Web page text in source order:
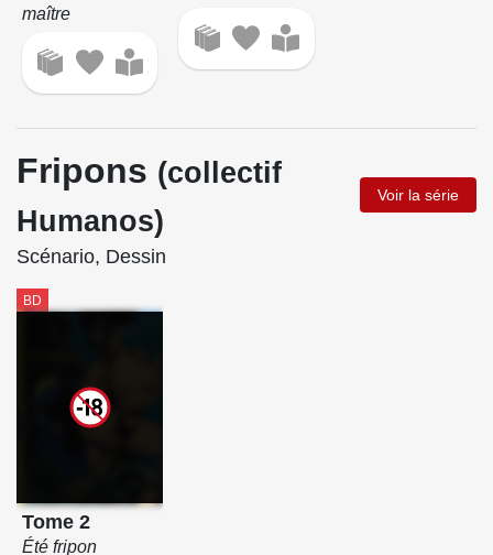
maître
Fripons (collectif
Humanos)
Voir la série
Scénario, Dessin
BD
Tome 2
Été fripon